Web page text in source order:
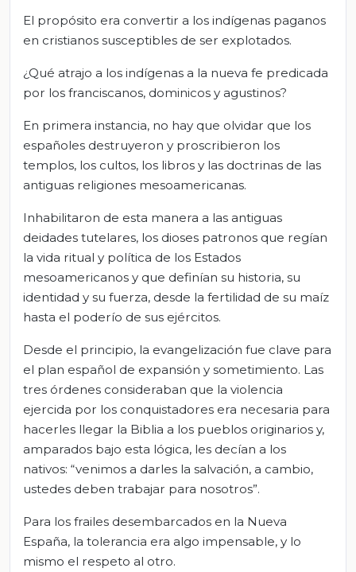
El propósito era convertir a los indígenas paganos
en cristianos susceptibles de ser explotados.
¿Qué atrajo a los indígenas a la nueva fe predicada
por los franciscanos, dominicos y agustinos?
En primera instancia, no hay que olvidar que los
españoles destruyeron y proscribieron los
templos, los cultos, los libros y las doctrinas de las
antiguas religiones mesoamericanas.
Inhabilitaron de esta manera a las antiguas
deidades tutelares, los dioses patronos que regían
la vida ritual y política de los Estados
mesoamericanos y que definían su historia, su
identidad y su fuerza, desde la fertilidad de su maíz
hasta el poderío de sus ejércitos.
Desde el principio, la evangelización fue clave para
el plan español de expansión y sometimiento. Las
tres órdenes consideraban que la violencia
ejercida por los conquistadores era necesaria para
hacerles llegar la Biblia a los pueblos originarios y,
amparados bajo esta lógica, les decían a los
nativos: “venimos a darles la salvación, a cambio,
ustedes deben trabajar para nosotros”.
Para los frailes desembarcados en la Nueva
España, la tolerancia era algo impensable, y lo
mismo el respeto al otro.